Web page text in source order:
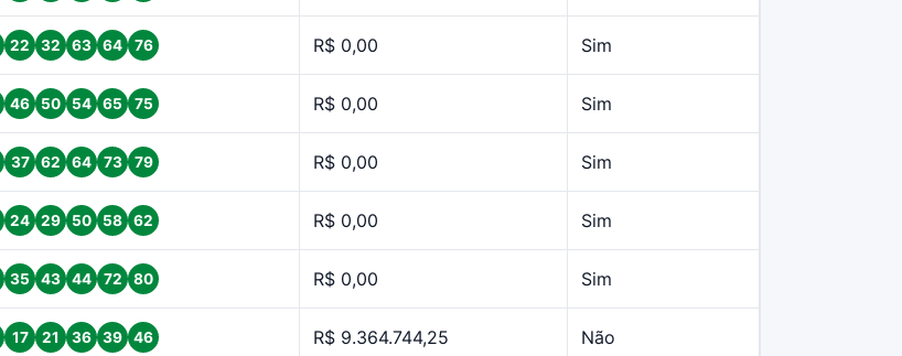
22 32 63 64 76 R$ 0,00 Sim
46 50 54 65 75 R$ 0,00 Sim
37 62 64 73 79 R$ 0,00 Sim
24 29 50 58 62 R$ 0,00 Sim
35 43 44 72 80 R$ 0,00 Sim
17 21 36 39 46 R$ 9.364.744,25 Não